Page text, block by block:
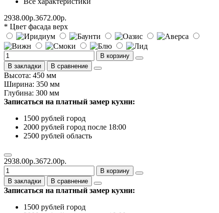
2938.00р.3672.00р.
* Цвет фасада верх
В корзину
В закладки
В сравнение
Высота: 450 мм
Ширина: 350 мм
Глубина: 300 мм
Записаться на платный замер кухни:
1500 рублей город
2000 рублей город после 18:00
2500 рублей область
2938.00р.3672.00р.
В корзину
В закладки
В сравнение
Записаться на платный замер кухни:
1500 рублей город